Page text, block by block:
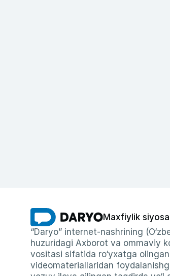
Maxfiylik
“Daryo” internet-nashrining
huzuridagi Axborot va ommaviy
vositasi sifatida ro‘yxatga
videomateriallaridan